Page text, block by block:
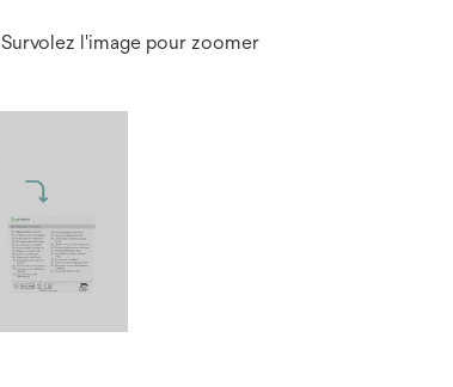
Survolez l'image pour zoomer